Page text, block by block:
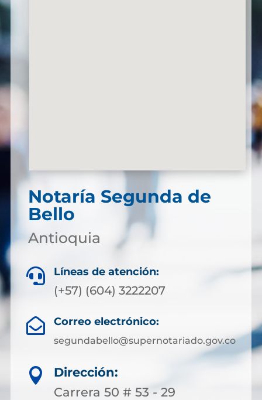
Notaría Segunda de
Bello
Antioquia
 Líneas de atención:
(+57) (604) 3222207
 Correo electrónico:
segundabello@supernotariado.gov.co

Dirección:
Carrera 50 # 53 - 29